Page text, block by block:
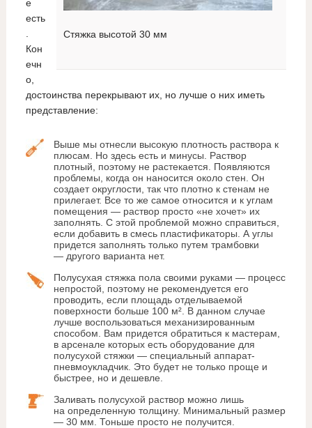
Стяжка высотой 30 мм
е
есть
Кон
ечн
о,
достоинства перекрывают их, но лучше о них иметь
представление:
Выше мы отнесли высокую плотность раствора к
плюсам. Но здесь есть и минусы. Раствор
плотный, поэтому не растекается. Появляются
проблемы, когда он наносится около стен. Он
создает округлости, так что плотно к стенам не
прилегает. Все то же самое относится и к углам
помещения — раствор просто «не хочет» их
заполнять. С этой проблемой можно справиться,
если добавить в смесь пластификаторы. А углы
придется заполнять только путем трамбовки
— другого варианта нет.
Полусухая стяжка пола своими руками — процесс
непростой, поэтому не рекомендуется его
проводить, если площадь отделываемой
поверхности больше 100 м². В данном случае
лучше воспользоваться механизированным
способом. Вам придется обратиться к мастерам,
в арсенале которых есть оборудование для
полусухой стяжки — специальный аппарат-
пневмоукладчик. Это будет не только проще и
быстрее, но и дешевле.
Заливать полусухой раствор можно лишь
на определенную толщину. Минимальный размер
— 30 мм. Тоньше просто не получится.